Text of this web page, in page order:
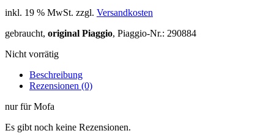
inkl. 19 % MwSt. zzgl. Versandkosten
gebraucht, original Piaggio, Piaggio-Nr.: 290884
Nicht vorrätig
Beschreibung
Rezensionen (0)
nur für Mofa
Es gibt noch keine Rezensionen.